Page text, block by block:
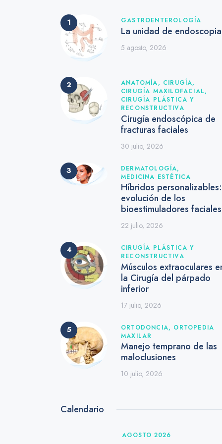
GASTROENTEROLOGÍA
La unidad de endoscopia
5 agosto, 2026
ANATOMÍA, CIRUGÍA,
CIRUGÍA MAXILOFACIAL,
CIRUGÍA PLÁSTICA Y
RECONSTRUCTIVA
Cirugía endoscópica de
fracturas faciales
30 julio, 2026
DERMATOLOGÍA,
MEDICINA ESTÉTICA
Híbridos
evolución de los
bioestimuladores
22 julio, 2026
CIRUGÍA PLÁSTICA Y
RECONSTRUCTIVA
Músculos extraoculares
la Cirugía del párpado
inferior
17 julio, 2026
ORTODONCIA, ORTOPEDIA
MAXILAR
Manejo temprano de las
maloclusiones
10 julio, 2026
Calendario
AGOSTO 2026